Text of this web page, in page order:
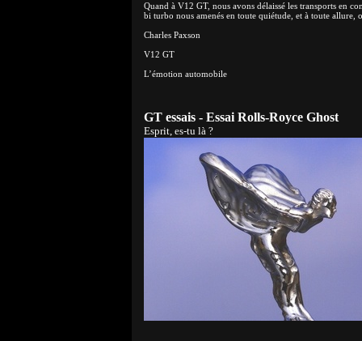
Quand à V12 GT, nous avons délaissé les transports en
bi turbo nous amenés en toute quiétude, et à toute
Charles Paxson
V12 GT
L’émotion automobile
GT essais - Essai Rolls-Royce Ghost
Esprit, es-tu là ?